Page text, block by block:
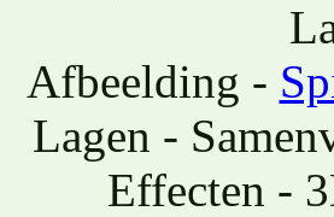
Afbeelding -
Lagen -
Effecten -